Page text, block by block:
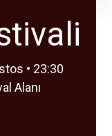
• 23:30
Alanı